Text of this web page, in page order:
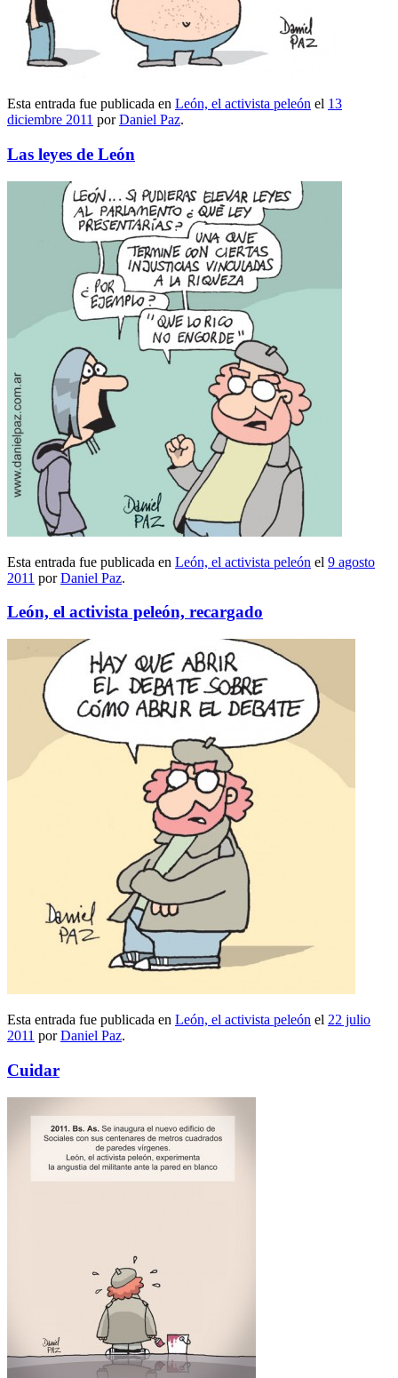
Esta entrada fue publicada en León, el activista peleón el 13
diciembre 2011 porDaniel Paz.
Las leyes de León
Esta entrada fue publicada en León, el activista peleón el 9 agosto
2011 porDaniel Paz.
León, el activista peleón, recargado
Esta entrada fue publicada en León, el activista peleón el 22 julio
2011 porDaniel Paz.
Cuidar